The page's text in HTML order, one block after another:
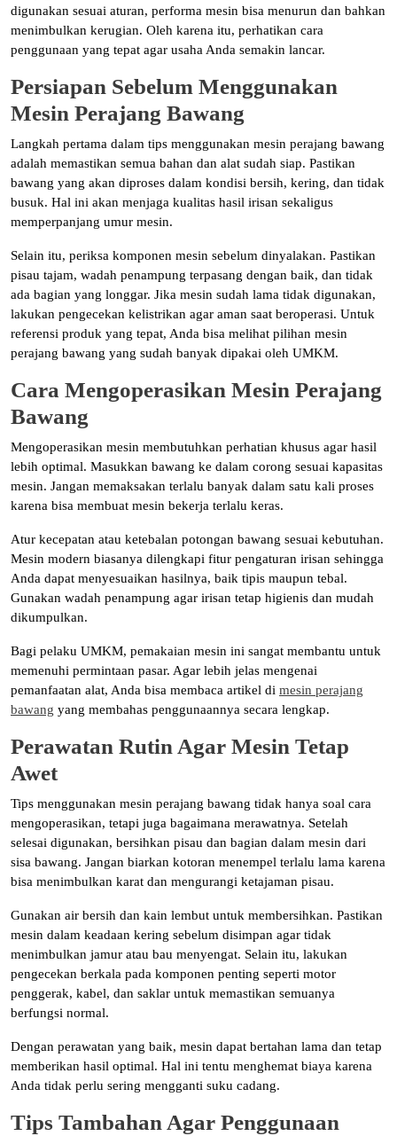
digunakan sesuai aturan, performa mesin bisa menurun dan bahkan
menimbulkan kerugian. Oleh karena itu, perhatikan cara
penggunaan yang tepat agar usaha Anda semakin lancar.
Persiapan Sebelum Menggunakan
Mesin Perajang Bawang
Langkah pertama dalam tips menggunakan mesin perajang bawang
adalah memastikan semua bahan dan alat sudah siap. Pastikan
bawang yang akan diproses dalam kondisi bersih, kering, dan tidak
busuk. Hal ini akan menjaga kualitas hasil irisan sekaligus
memperpanjang umur mesin.
Selain itu, periksa komponen mesin sebelum dinyalakan. Pastikan
pisau tajam, wadah penampung terpasang dengan baik, dan tidak
ada bagian yang longgar. Jika mesin sudah lama tidak digunakan,
lakukan pengecekan kelistrikan agar aman saat beroperasi. Untuk
referensi produk yang tepat, Anda bisa melihat pilihan mesin
perajang bawang yang sudah banyak dipakai oleh UMKM.
Cara Mengoperasikan Mesin Perajang
Bawang
Mengoperasikan mesin membutuhkan perhatian khusus agar hasil
lebih optimal. Masukkan bawang ke dalam corong sesuai kapasitas
mesin. Jangan memaksakan terlalu banyak dalam satu kali proses
karena bisa membuat mesin bekerja terlalu keras.
Atur kecepatan atau ketebalan potongan bawang sesuai kebutuhan.
Mesin modern biasanya dilengkapi fitur pengaturan irisan sehingga
Anda dapat menyesuaikan hasilnya, baik tipis maupun tebal.
Gunakan wadah penampung agar irisan tetap higienis dan mudah
dikumpulkan.
Bagi pelaku UMKM, pemakaian mesin ini sangat membantu untuk
memenuhi permintaan pasar. Agar lebih jelas mengenai
pemanfaatan alat, Anda bisa membaca artikel di mesin perajang
bawang yang membahas penggunaannya secara lengkap.
Perawatan Rutin Agar Mesin Tetap
Awet
Tips menggunakan mesin perajang bawang tidak hanya soal cara
mengoperasikan, tetapi juga bagaimana merawatnya. Setelah
selesai digunakan, bersihkan pisau dan bagian dalam mesin dari
sisa bawang. Jangan biarkan kotoran menempel terlalu lama karena
bisa menimbulkan karat dan mengurangi ketajaman pisau.
Gunakan air bersih dan kain lembut untuk membersihkan. Pastikan
mesin dalam keadaan kering sebelum disimpan agar tidak
menimbulkan jamur atau bau menyengat. Selain itu, lakukan
pengecekan berkala pada komponen penting seperti motor
penggerak, kabel, dan saklar untuk memastikan semuanya
berfungsi normal.
Dengan perawatan yang baik, mesin dapat bertahan lama dan tetap
memberikan hasil optimal. Hal ini tentu menghemat biaya karena
Anda tidak perlu sering mengganti suku cadang.
Tips Tambahan Agar Penggunaan